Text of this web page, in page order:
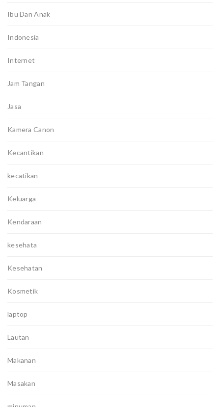
Ibu Dan Anak
Indonesia
Internet
Jam Tangan
Jasa
Kamera Canon
Kecantikan
kecatikan
Keluarga
Kendaraan
kesehata
Kesehatan
Kosmetik
laptop
Lautan
Makanan
Masakan